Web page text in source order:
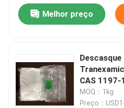
Melhor preço
CAS
matérias
MOQ：1kg
Preço：